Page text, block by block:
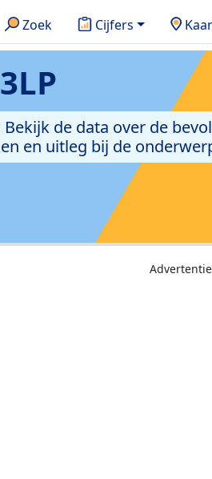
Zoek Cijfers
de data over de
en uitleg bij de